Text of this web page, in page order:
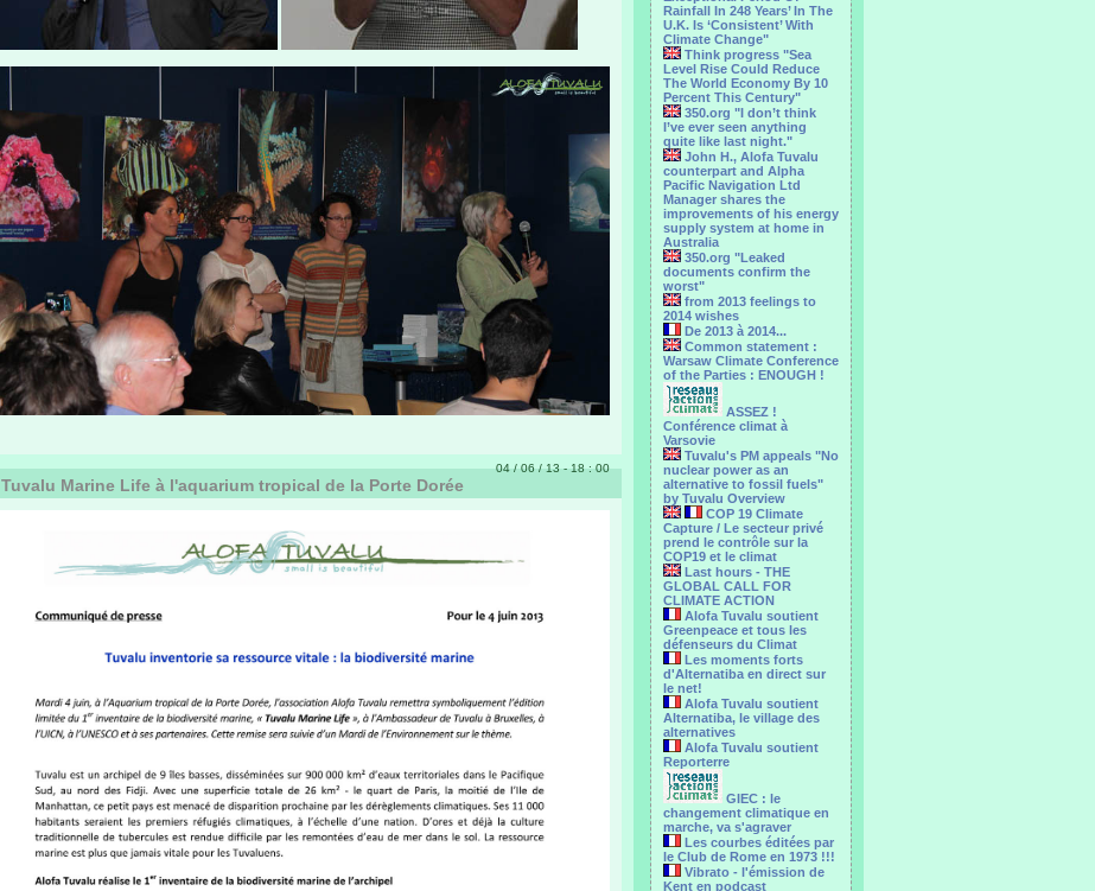
Rainfall In 248 Years’ In The
U.K. Is ‘Consistent’ With
Climate Change"
Think progress "Sea
Level Rise Could Reduce
The World Economy By 10
Percent This Century"
350.org "I don’t think
I’ve ever seen anything
quite like last night."
John H., Alofa Tuvalu
counterpart and Alpha
Pacific Navigation Ltd
Manager shares the
improvements of his energy
supply system at home in
Australia
350.org "Leaked
documents confirm the
worst"
from 2013 feelings to
2014 wishes
De 2013 à 2014...
Common statement :
Warsaw Climate Conference
of the Parties : ENOUGH !
ASSEZ !
Conférence climat à
Varsovie
Tuvalu's PM appeals "No
nuclear power as an
alternative to fossil fuels"
by Tuvalu Overview
COP 19 Climate
Capture / Le secteur privé
prend le contrôle sur la
COP19 et le climat
Last hours - THE
GLOBAL CALL FOR
CLIMATE ACTION
Alofa Tuvalu soutient
Greenpeace et tous les
défenseurs du Climat
Les moments forts
d'Alternatiba en direct sur
le net!
Alofa Tuvalu soutient
Alternatiba, le village des
alternatives
Alofa Tuvalu soutient
Reporterre
GIEC : le
changement climatique en
marche, va s'agraver
Les courbes éditées par
le Club de Rome en 1973 !!!
Vibrato - l'émission de
Kent en podcast
04 / 06 / 13 - 18 : 00
Tuvalu Marine Life à l'aquarium tropical de la Porte Dorée